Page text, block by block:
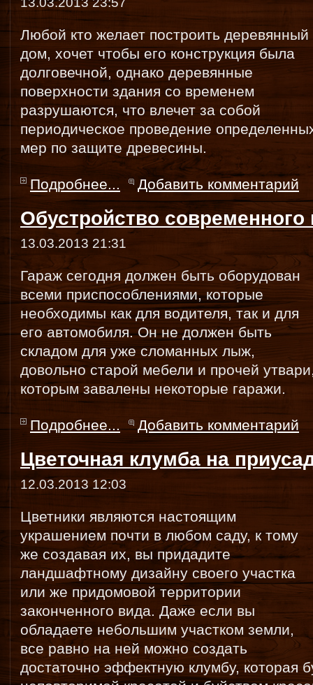
Любой кто желает построить деревянный
дом, хочет чтобы его конструкция была
долговечной, однако деревянные
поверхности здания со временем
разрушаются, что влечет за собой
периодическое проведение
мер по защите древесины.
Подробнее... Добавить комментарий
Обустройство современного
13.03.2013 21:31
Гараж сегодня должен быть оборудован
всеми приспособлениями, которые
необходимы как для водителя, так и для
его автомобиля. Он не должен быть
складом для уже сломанных лыж,
довольно старой мебели и прочей
которым завалены некоторые гаражи.
Подробнее... Добавить комментарий
Цветочная клумба на
12.03.2013 12:03
Цветники являются настоящим
украшением почти в любом саду, к тому
же создавая их, вы придадите
ландшафтному дизайну своего участка
или же придомовой территории
законченного вида. Даже если вы
обладаете небольшим участком земли,
все равно на ней можно создать
достаточно эффектную клумбу, которая